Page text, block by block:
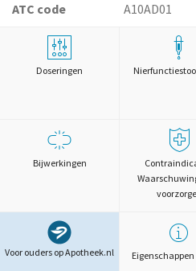
ATC code
A10AD01
Doseringen
Bijwerkingen
Voor ouders op Apotheek.nl Eigenschappen